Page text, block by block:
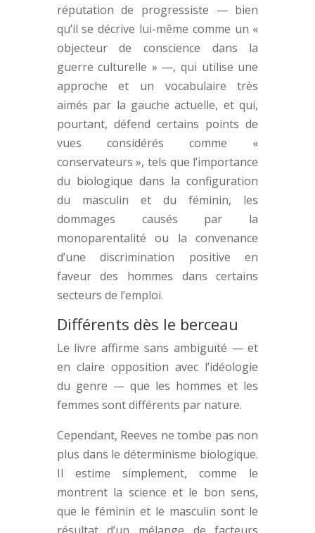
réputation de progressiste — bien
qu’il se décrive lui-même comme un «
objecteur de conscience dans la
guerre culturelle » —, qui utilise une
approche et un vocabulaire très
aimés par la gauche actuelle, et qui,
pourtant, défend certains points de
vues considérés comme «
conservateurs », tels que l’importance
du biologique dans la configuration
du masculin et du féminin, les
dommages causés par la
monoparentalité ou la convenance
d’une discrimination positive en
faveur des hommes dans certains
secteurs de l’emploi.
Différents dès le berceau
Le livre affirme sans ambiguïté — et
en claire opposition avec l’idéologie
du genre — que les hommes et les
femmes sont différents par nature.
Cependant, Reeves ne tombe pas non
plus dans le déterminisme biologique.
Il estime simplement, comme le
montrent la science et le bon sens,
que le féminin et le masculin sont le